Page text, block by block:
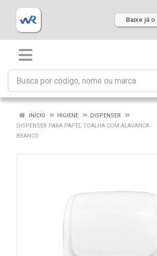
Baixe já o
INÍCIO HIGIENE
DISPENSER
DISPENSER PARA PAPEL TOALHA COM ALAVANCA -
BRANCO